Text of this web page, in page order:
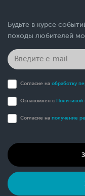
Будьте в курсе
походы любителей
Согласие на обработку
Ознакомлен с Политикой
Согласие на получение